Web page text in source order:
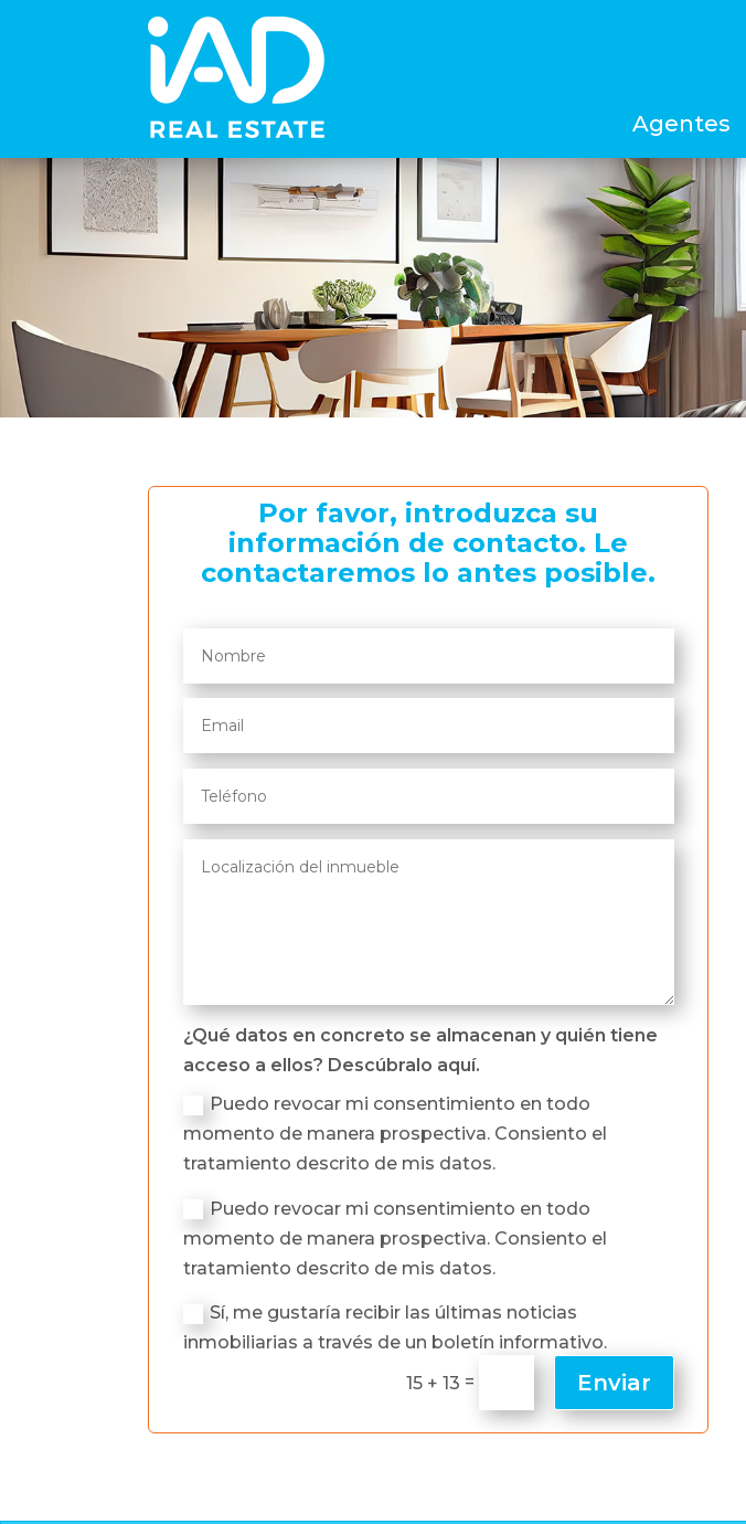
Agentes
Por favor, introduzca su
información de contacto. Le
contactaremos lo antes posible.
¿Qué datos en concreto se almacenan y quién tiene
acceso a ellos? Descúbralo aquí.
Puedo revocar mi consentimiento en todo
momento de manera prospectiva. Consiento el
tratamiento descrito de mis datos.
Puedo revocar mi consentimiento en todo
momento de manera prospectiva. Consiento el
tratamiento descrito de mis datos.
Sí, me gustaría recibir las últimas noticias
inmobiliarias a través de un boletín informativo.
15 + 13 = Enviar